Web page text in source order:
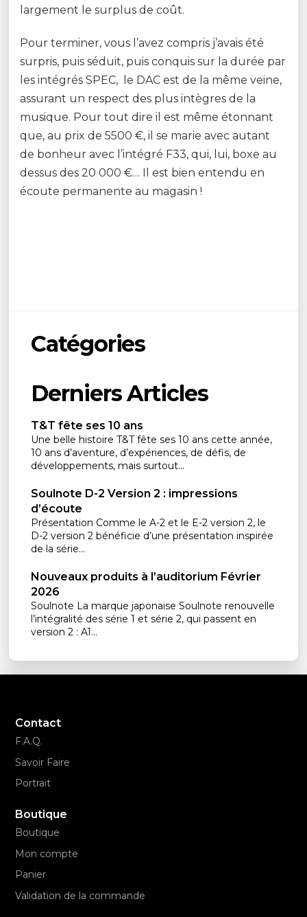
largement le surplus de coût.
Pour terminer, vous l’avez compris j’avais été
surpris, puis séduit, puis conquis sur la durée par
les intégrés SPEC, le DAC est de la même veine,
assurant un respect des plus intègres de la
musique. Pour tout dire il est même étonnant
que, au prix de 5500 €, il se marie avec autant
de bonheur avec l’intégré F33, qui, lui, boxe au
dessus des 20 000 €… Il est bien entendu en
écoute permanente au magasin !
Catégories
Derniers Articles
T&T fête ses 10 ans
Une belle histoire T&T fête ses 10 ans cette année,
10 ans d’aventure, d’expériences, de défis, de
développements, mais surtout...
Soulnote D-2 Version 2 : impressions
d’écoute
Présentation Comme le A-2 et le E-2 version 2, le
D-2 version 2 bénéficie d’une présentation inspirée
de la série...
Nouveaux produits à l’auditorium Février
2026
Soulnote La marque japonaise Soulnote renouvelle
l’intégralité des série 1 et série 2, qui passent en
version 2 : A1...
Contact
F.A.Q.
Savoir Faire
Portrait
Boutique
Boutique
Mon compte
Panier
Validation de la commande